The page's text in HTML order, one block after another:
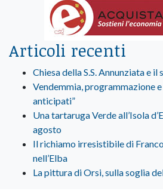
Articoli recenti
Chiesa della S.S. Annunziata e il
Vendemmia, programmazione
anticipati”
Una tartaruga Verde all’Isola
agosto
Il richiamo irresistibile di
nell’Elba
La pittura di Orsi, sulla soglia